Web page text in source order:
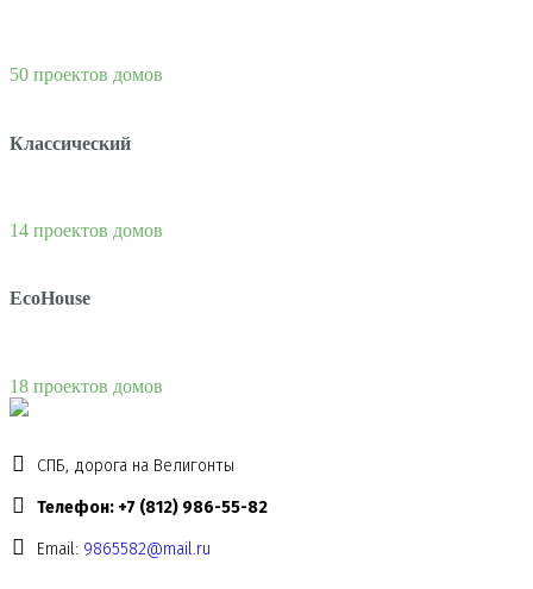
50 проектов домов
Классический
14 проектов домов
EcoHouse
18 проектов домов
СПБ, дорога на Велигонты
Телефон: +7 (812) 986-55-82
Email: 9865582@mail.ru